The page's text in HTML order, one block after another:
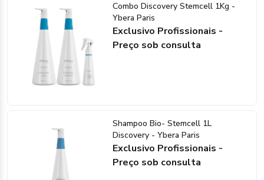
Combo Discovery Stemcell 1Kg -
Ybera Paris
Exclusivo Profissionais -
Preço sob consulta
Shampoo Bio- Stemcell 1L
Discovery - Ybera Paris
Exclusivo Profissionais -
Preço sob consulta